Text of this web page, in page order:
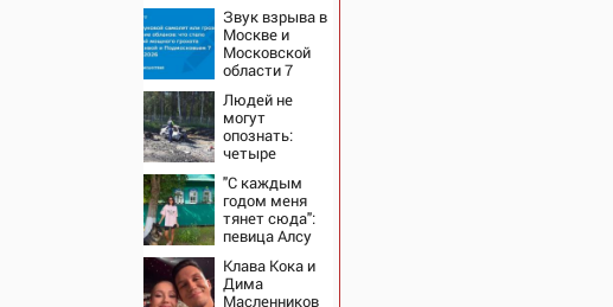
на выходные
Звук взрыва в
Москве и
Московской
области 7
года: Причины,
источник,
откуда был
громкий
хлопок
Людей не
могут
опознать:
четыре
сгорели
заживо в
страшном
ДТП на трассе
07/08/2026 –
Новости
"С каждым
годом меня
тянет сюда":
певица Алсу
татарскую
деревню, где
Клава Кока и
Дима
Масленников